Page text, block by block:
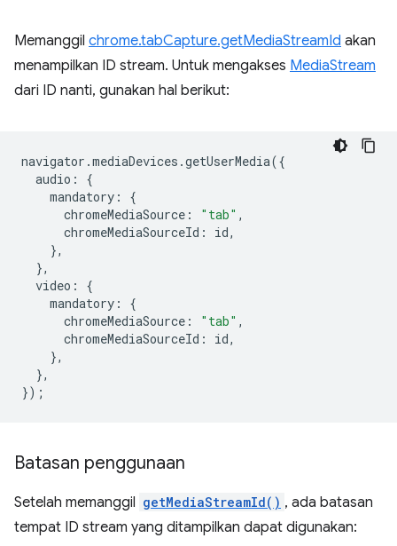
Memanggil chrome.tabCapture.getMediaStreamId akan
menampilkan ID stream. Untuk mengakses MediaStream
dari ID nanti, gunakan hal berikut:
navigator .mediaDevices .getUserMedia({
audio :
{
mandatory :
{
chromeMediaSource : "tab" ,
chromeMediaSourceId : id,
},
},
video :
{
mandatory :
{
chromeMediaSource : "tab" ,
chromeMediaSourceId : id,
},
},
});
Batasan penggunaan
Setelah memanggil getMediaStreamId() , ada batasan
tempat ID stream yang ditampilkan dapat digunakan: